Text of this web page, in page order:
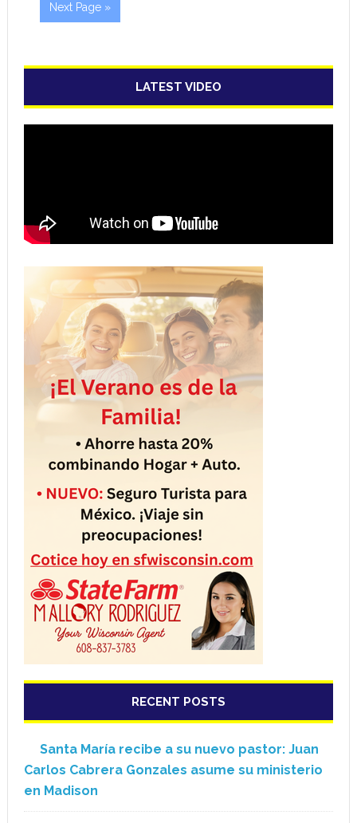
Next Page »
LATEST VIDEO
RECENT POSTS
Santa María recibe a su nuevo pastor: Juan
Carlos Cabrera Gonzales asume su ministerio
en Madison